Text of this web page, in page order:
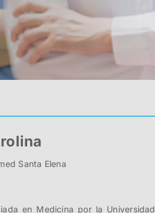
Santa Elena
en Medicina por la